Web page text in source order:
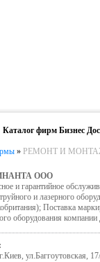
Каталог фирм Бизнес
» РЕМОНТ И
ООО
и гарантийное
и лазерного
Поставка
оборудования
ул.Баггоутовская,